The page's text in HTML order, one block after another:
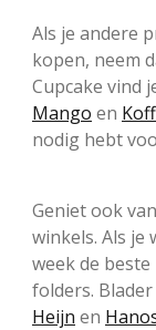
Als je andere
kopen, neem
Cupcake vind
Mango en
nodig hebt
Geniet ook
winkels. Als je
week de
folders.
Heijn en